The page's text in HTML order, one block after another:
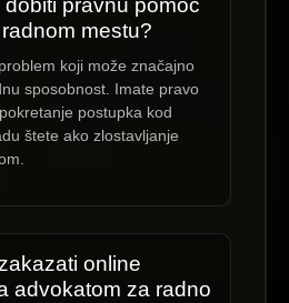
pravnu pomoć
mestu?
koji može značajno
sposobnost. Imate pravo
postupka kod
štete ako zlostavljanje
online
advokatom za radno